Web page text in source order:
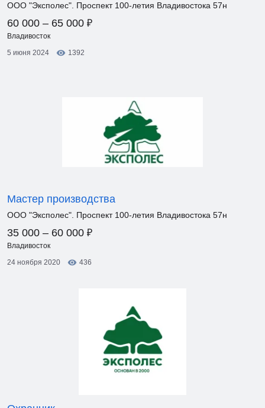
ООО "Эксполес". Проспект 100-летия Владивостока 57н
60 000 – 65 000 ₽
Владивосток
5 июня 2024
1392
Мастер производства
ООО "Эксполес". Проспект 100-летия Владивостока 57н
35 000 – 60 000 ₽
Владивосток
24 ноября 2020
436